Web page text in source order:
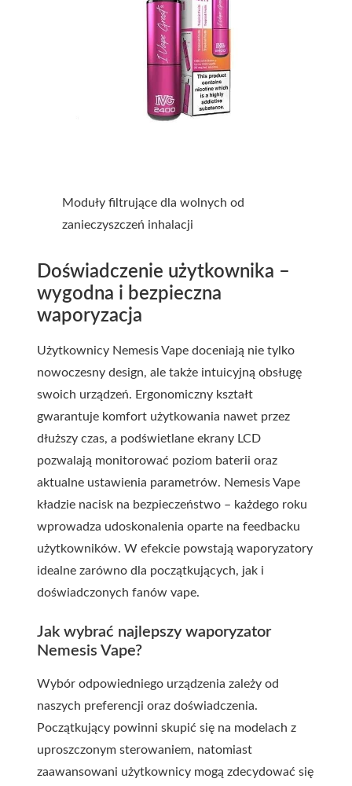
Moduły filtrujące dla wolnych od
zanieczyszczeń inhalacji
Doświadczenie użytkownika –
wygodna i bezpieczna
waporyzacja
Użytkownicy Nemesis Vape doceniają nie tylko
nowoczesny design, ale także intuicyjną obsługę
swoich urządzeń. Ergonomiczny kształt
gwarantuje komfort użytkowania nawet przez
dłuższy czas, a podświetlane ekrany LCD
pozwalają monitorować poziom baterii oraz
aktualne ustawienia parametrów. Nemesis Vape
kładzie nacisk na bezpieczeństwo – każdego roku
wprowadza udoskonalenia oparte na feedbacku
użytkowników. W efekcie powstają waporyzatory
idealne zarówno dla początkujących, jak i
doświadczonych fanów vape.
Jak wybrać najlepszy waporyzator
Nemesis Vape?
Wybór odpowiedniego urządzenia zależy od
naszych preferencji oraz doświadczenia.
Początkujący powinni skupić się na modelach z
uproszczonym sterowaniem, natomiast
zaawansowani użytkownicy mogą zdecydować się